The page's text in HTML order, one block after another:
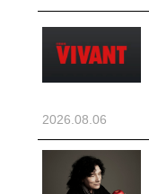
2026.08.06